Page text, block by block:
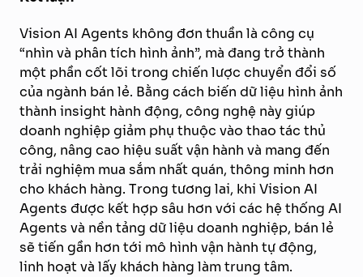
Vision AI Agents không đơn thuần là công cụ
“nhìn và phân tích hình ảnh”, mà đang trở thành
một phần cốt lõi trong chiến lược chuyển đổi số
của ngành bán lẻ. Bằng cách biến dữ liệu hình ảnh
thành insight hành động, công nghệ này giúp
doanh nghiệp giảm phụ thuộc vào thao tác thủ
công, nâng cao hiệu suất vận hành và mang đến
trải nghiệm mua sắm nhất quán, thông minh hơn
cho khách hàng. Trong tương lai, khi Vision AI
Agents được kết hợp sâu hơn với các hệ thống AI
Agents và nền tảng dữ liệu doanh nghiệp, bán lẻ
sẽ tiến gần hơn tới mô hình vận hành tự động,
linh hoạt và lấy khách hàng làm trung tâm.